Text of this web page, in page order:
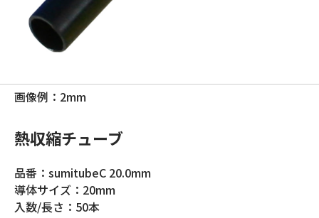
画像例：2mm
熱収縮チューブ
品番：sumitubeC 20.0mm
導体サイズ：20mm
入数/長さ：50本